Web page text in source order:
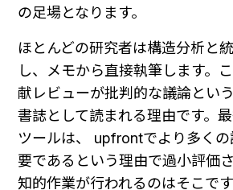
の足場となります。
ほとんどの研究者は構造分析と
し、メモから直接執筆します。
献レビューが批判的な議論とい
書誌として読まれる理由です。
ツールは、 upfrontでより多く
要であるという理由で過小評価
知的作業が行われるのはそこです